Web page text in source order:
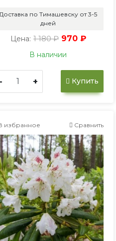
Доставка по Тимашевску от 3-5
дней
Цена: 1 180 ₽ 970 ₽
В наличии
- + Купить
избранное Сравнить